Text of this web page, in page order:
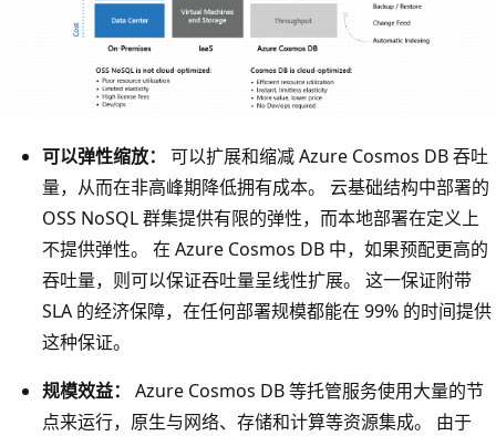
可以弹性缩放：
可以扩展和缩减 Azure Cosmos DB 吞吐
量，从而在非高峰期降低拥有成本。 云基础结构中部署的
OSS NoSQL 群集提供有限的弹性，而本地部署在定义上
不提供弹性。 在 Azure Cosmos DB 中，如果预配更高的
吞吐量，则可以保证吞吐量呈线性扩展。 这一保证附带
SLA 的经济保障，在任何部署规模都能在 99% 的时间提供
这种保证。
规模效益：
Azure Cosmos DB 等托管服务使用大量的节
点来运行，原生与网络、存储和计算等资源集成。 由于